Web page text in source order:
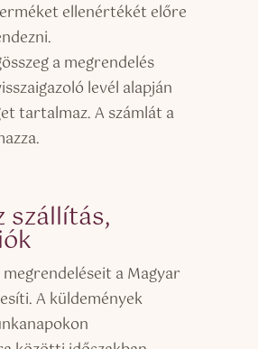
ellenértékét előre
a megrendelés
levél alapján
tartalmaz. A számlát a
szállítás,
a Magyar
A küldemények